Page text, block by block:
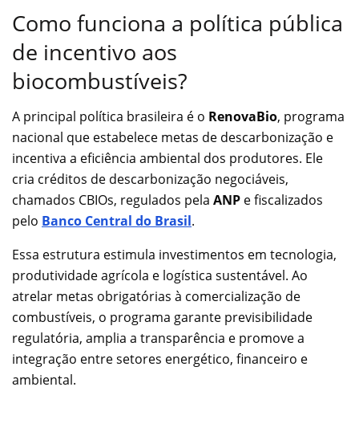
Como funciona a política pública
de incentivo aos
biocombustíveis?
A principal política brasileira é o RenovaBio, programa
nacional que estabelece metas de descarbonização e
incentiva a eficiência ambiental dos produtores. Ele
cria créditos de descarbonização negociáveis,
chamados CBIOs, regulados pela ANP e fiscalizados
pelo Banco Central do Brasil.
Essa estrutura estimula investimentos em tecnologia,
produtividade agrícola e logística sustentável. Ao
atrelar metas obrigatórias à comercialização de
combustíveis, o programa garante previsibilidade
regulatória, amplia a transparência e promove a
integração entre setores energético, financeiro e
ambiental.